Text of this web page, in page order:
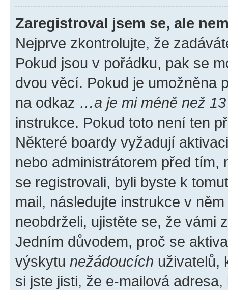
Zaregistroval jsem se, ale
Nejprve zkontrolujte, že
Pokud jsou v pořádku, pak se
dvou věcí. Pokud je umožněna
na odkaz …a je mi méně než
instrukce. Pokud toto není ten
Některé boardy vyžadují
nebo administrátorem před tím,
se registrovali, byli byste k
mail, následujte instrukce v
neobdrželi, ujistěte se, že vámi
Jedním důvodem, proč se
výskytu nežádoucích uživatelů,
si jste jisti, že e-mailová